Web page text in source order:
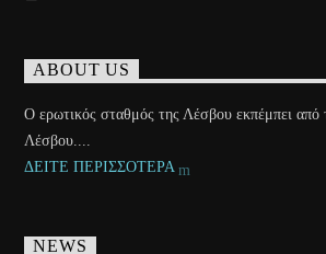
ABOUT US
Ο ερωτικός σταθμός της Λέσβου εκπέμπει από
Λέσβου....
ΔΕΙΤΕ ΠΕΡΙΣΣΟΤΕΡΑ
NEWS